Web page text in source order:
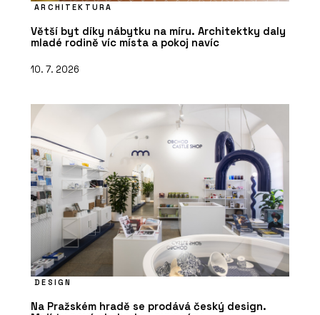
ARCHITEKTURA
Větší byt díky nábytku na míru. Architektky daly
mladé rodině víc místa a pokoj navíc
10. 7. 2026
DESIGN
Na Pražském hradě se prodává český design.